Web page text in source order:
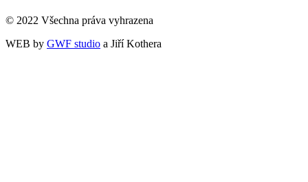
© 2022 Všechna práva vyhrazena
WEB by GWF studio a Jiří Kothera